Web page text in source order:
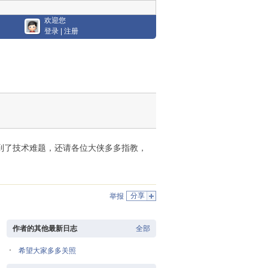
欢迎您
登录
注册
技术难题，还请各位大侠多多指教，
分享
举报
全部
作者的其他最新日志
希望大家多多关照